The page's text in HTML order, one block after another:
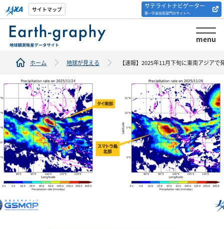
サイトマップ サテライトナビゲーター
第一宇宙技術部門のサイトへ
menu
解析ツール/サイトの
紹介
ホーム 地球が見える 【速報】2025年11月下旬に東南アジア